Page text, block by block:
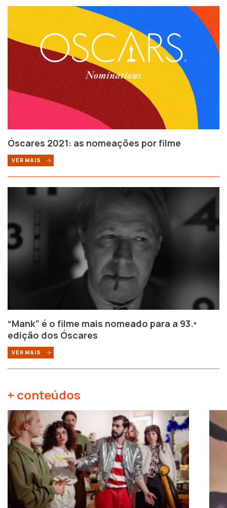
Óscares 2021: as nomeações por filme
VER MAIS
“Mank” é o filme mais nomeado para a 93.ª
edição dos Óscares
VER MAIS
+ conteúdos